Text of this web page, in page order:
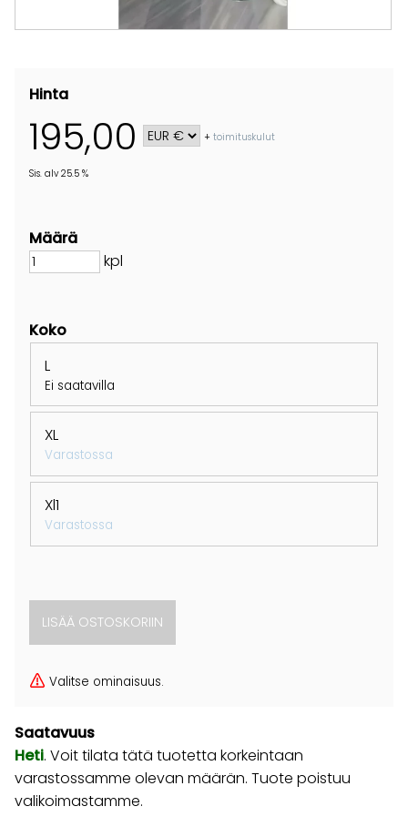
Hinta
195,00 +toimituskulut
Sis. alv 25.5 %
Määrä
kpl
Koko
L
Ei saatavilla
XL
Varastossa
Xl1
Varastossa
Valitse ominaisuus.
Saatavuus
Heti. Voit tilata tätä tuotetta korkeintaan
varastossamme olevan määrän. Tuote poistuu
valikoimastamme.